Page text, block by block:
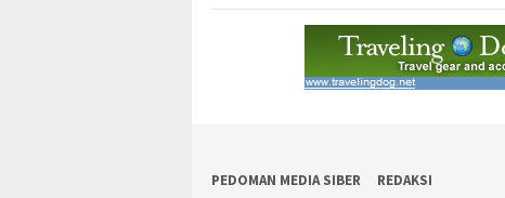
PEDOMAN MEDIA SIBER REDAKSI